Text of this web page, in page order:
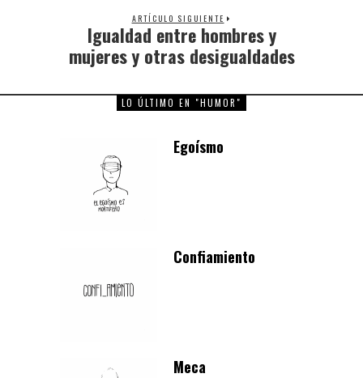
ARTÍCULO SIGUIENTE
Next
post:
Igualdad entre hombres y
mujeres y otras desigualdades
LO ÚLTIMO EN "HUMOR"
Egoísmo
Confiamiento
Meca